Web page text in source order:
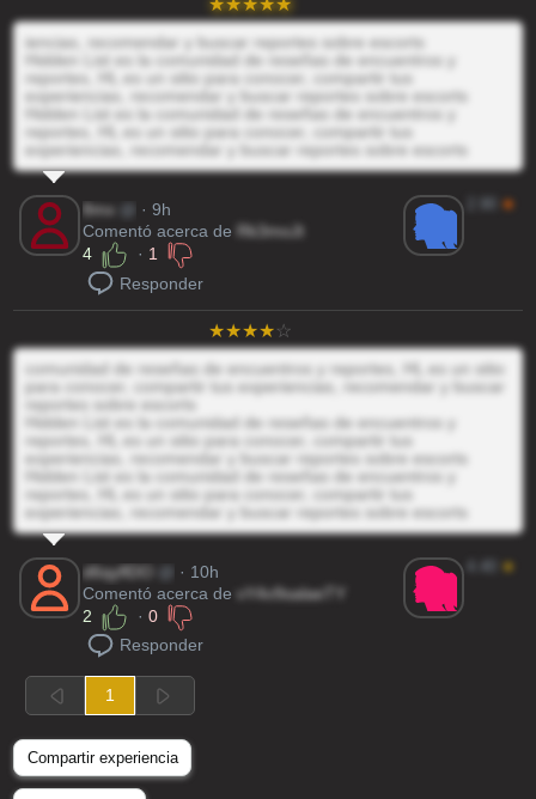
iencias, recomendar y buscar reportes sobre escorts
Hidden List es la comunidad de reseñas de encuentros y
reportes, HL es un sitio para conocer, compartir tus
experiencias, recomendar y buscar reportes sobre escorts
Hidden List es la comunidad de reseñas de encuentros y
reportes, HL es un sitio para conocer, compartir tus
experiencias, recomendar y buscar reportes sobre escorts
8mx
· 9h
Comentó acerca de
Rk3moJt
4
· 1
Responder
★
comunidad de reseñas de encuentros y reportes, HL es un sitio
para conocer, compartir tus experiencias, recomendar y buscar
reportes sobre escorts
Hidden List es la comunidad de reseñas de encuentros y
reportes, HL es un sitio para conocer, compartir tus
experiencias, recomendar y buscar reportes sobre escorts
Hidden List es la comunidad de reseñas de encuentros y
reportes, HL es un sitio para conocer, compartir tus
experiencias, recomendar y buscar reportes sobre escorts
d6qyflDO
· 10h
Comentó acerca de vY4v9salaeTY
2
·0
Responder
★
1